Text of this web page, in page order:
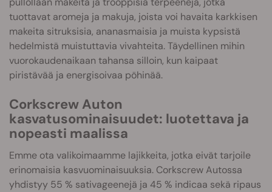
tuottavat aromeja ja makuja, joista voi havaita karkkisen
makeita sitruksisia, ananasmaisia ja muista kypsistä
hedelmistä muistuttavia vivahteita. Täydellinen mihin
vuorokaudenaikaan tahansa silloin, kun kaipaat
piristävää ja energisoivaa pöhinää.
Corkscrew Auton
kasvatusominaisuudet: luotettava ja
nopeasti maalissa
Emme ota valikoimaamme lajikkeita, jotka eivät tarjoile
erinomaisia kasvuominaisuuksia. Corkscrew Autossa
yhdistyy 55 % sativageenejä ja 45 % indicaa sekä ripaus